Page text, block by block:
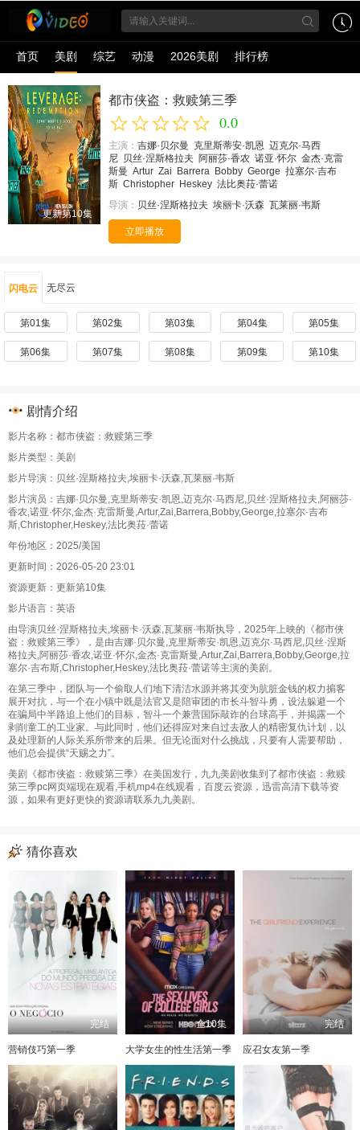
首页 美剧 综艺 动漫 2026美剧 排行榜
更新第10集
都市侠盗：救赎第三季
0.0
主演： 吉娜·贝尔曼 克里斯蒂安·凯恩 迈克尔·马西
尼 贝丝·涅斯格拉夫 阿丽莎·香农 诺亚·怀尔 金杰·克雷
斯曼 Artur Zai Barrera Bobby George 拉塞尔·吉布
斯 Christopher Heskey 法比奥菈·蕾诺
导演： 贝丝·涅斯格拉夫 埃丽卡·沃森 瓦莱丽·韦斯
立即播放
闪电云 无尽云
第01集 第02集 第03集 第04集 第05集
第06集 第07集 第08集 第09集 第10集
剧情介绍
影片名称：都市侠盗：救赎第三季
影片类型：美剧
影片导演：贝丝·涅斯格拉夫,埃丽卡·沃森,瓦莱丽·韦斯
影片演员：吉娜·贝尔曼,克里斯蒂安·凯恩,迈克尔·马西尼,贝丝·涅斯格拉夫,阿丽莎·
香农,诺亚·怀尔,金杰·克雷斯曼,Artur,Zai,Barrera,Bobby,George,拉塞尔·吉布
斯,Christopher,Heskey,法比奥菈·蕾诺
年份地区：2025/美国
更新时间：2026-05-20 23:01
资源更新：更新第10集
影片语言：英语
由导演贝丝·涅斯格拉夫,埃丽卡·沃森,瓦莱丽·韦斯执导，2025年上映的《都市侠
盗：救赎第三季》，是由吉娜·贝尔曼,克里斯蒂安·凯恩,迈克尔·马西尼,贝丝·涅斯
格拉夫,阿丽莎·香农,诺亚·怀尔,金杰·克雷斯曼,Artur,Zai,Barrera,Bobby,George,拉
塞尔·吉布斯,Christopher,Heskey,法比奥菈·蕾诺等主演的美剧。
在第三季中，团队与一个偷取人们地下清洁水源并将其变为肮脏金钱的权力掮客
展开对抗，与一个在小镇中既是法官又是陪审团的市长斗智斗勇，设法躲避一个
在骗局中半路追上他们的目标，智斗一个兼营国际敲诈的台球高手，并揭露一个
剥削童工的工业家。与此同时，他们还得应对来自过去敌人的精密复仇计划，以
及处理新的人际关系所带来的后果。但无论面对什么挑战，只要有人需要帮助，
他们总会提供“天赐之力”。
美剧《都市侠盗：救赎第三季》在美国发行，九九美剧收集到了都市侠盗：救赎
第三季pc网页端现在观看,手机mp4在线观看，百度云资源，迅雷高清下载等资
源，如果有更好更快的资源请联系九九美剧。
猜你喜欢
完结
营销伎巧第一季
全10集
大学女生的性生活第一季
完结
应召女友第一季